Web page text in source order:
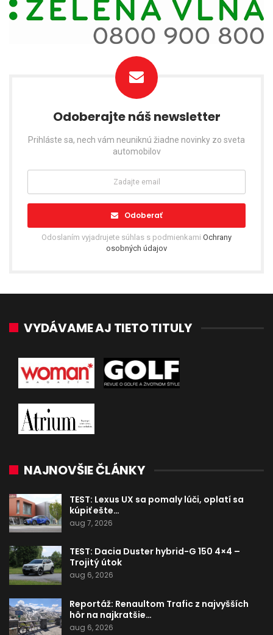
Odoberajte náš newsletter
Prihláste sa, nech vám neuniknú žiadne novinky zo sveta
automobilov
Odoberať
Odoslaním vyjadrujete súhlas s podmienkami Ochrany
osobných údajov
VYDÁVAME AJ TIETO TITULY
NAJNOVŠIE ČLÁNKY
TEST: Lexus UX sa pomaly lúči, oplatí sa
kúpiť ešte…
aug 7, 2026
TEST: Dacia Duster hybrid-G 150 4×4 –
Trojitý útok
aug 6, 2026
Reportáž: Renaultom Trafic z najvyšších
hôr na najkratšie…
aug 6, 2026